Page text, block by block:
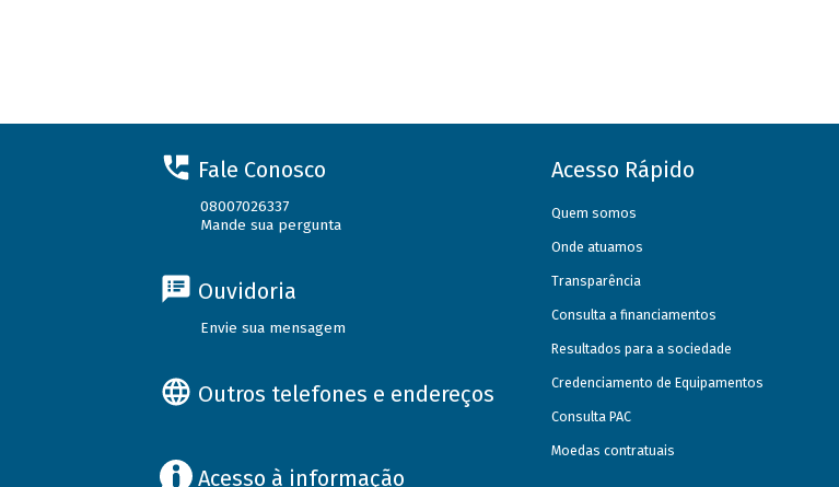
Fale Conosco
08007026337
Mande sua pergunta
Ouvidoria
Envie sua mensagem
Outros telefones e endereços
Acesso à informação
Acesso Rápido
Quem somos
Onde atuamos
Transparência
Consulta a financiamentos
Resultados para a sociedade
Credenciamento de Equipamentos
Consulta PAC
Moedas contratuais